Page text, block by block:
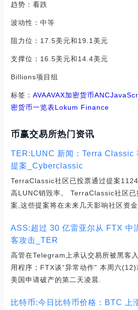
趋势：看跌
波动性：中等
阻力位：17.5美元和19.1美元
支撑位：16.5美元和14.4美元
Billions项目组
标签： AVAAVAX加密货币ANC
密货币一览表Lokum Finance
币赢交易所热门资讯
TER:LUNC 新闻：Terra Classic
提案_Cyberclassic
TerraClassic社区已投票通过提案
高LUNC销毁率。 TerraClassic社区已
案,这些提案将在未来几天影响社区资
ASS:超过 30 亿雷亚尔从 FTX 中
客攻击_TER
高管在Telegram上承认交易所被黑客
用程序；FTX谈“异常动作” 本周六
美国申请破产的第二天凌晨.
比特币:今日比特币价格：BTC 上